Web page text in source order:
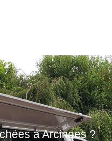
à Arcinges ?